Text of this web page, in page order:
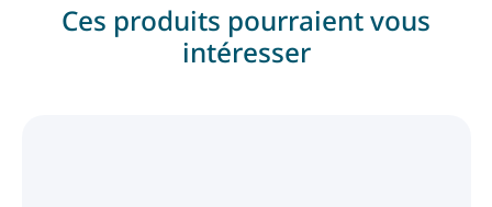
Ces produits pourraient vous
intéresser